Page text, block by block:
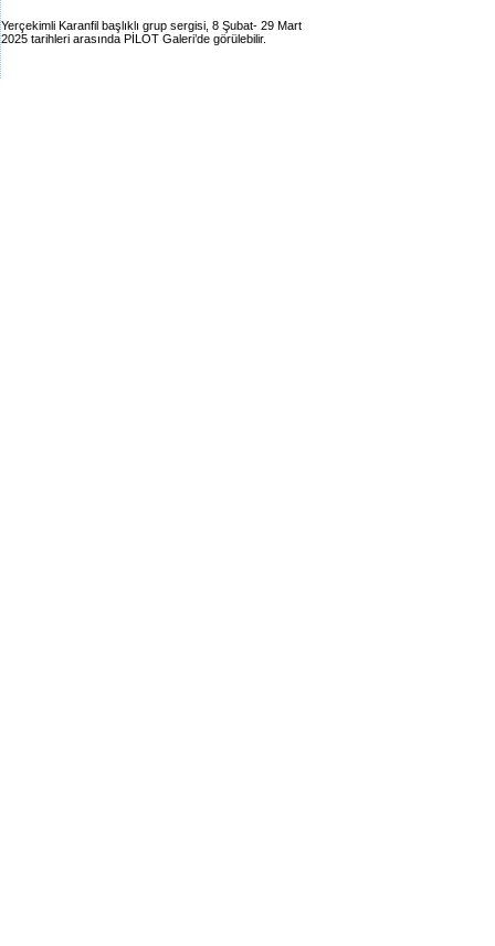
Yerçekimli Karanfil başlıklı grup sergisi, 8 Şubat- 29 Mart
2025 tarihleri arasında PİLOT Galeri’de görülebilir.